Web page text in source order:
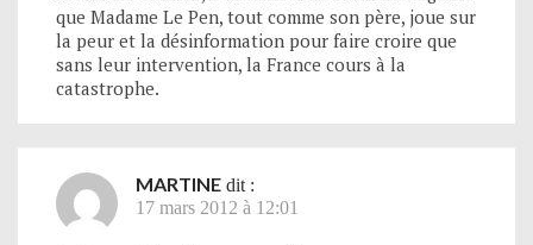
que Madame Le Pen, tout comme son père, joue sur
la peur et la désinformation pour faire croire que
sans leur intervention, la France cours à la
catastrophe.
MARTINE dit :
17 mars 2012 à 12:01